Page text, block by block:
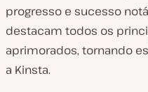
progresso e sucesso
destacam todos os
aprimorados, tornando
a Kinsta.